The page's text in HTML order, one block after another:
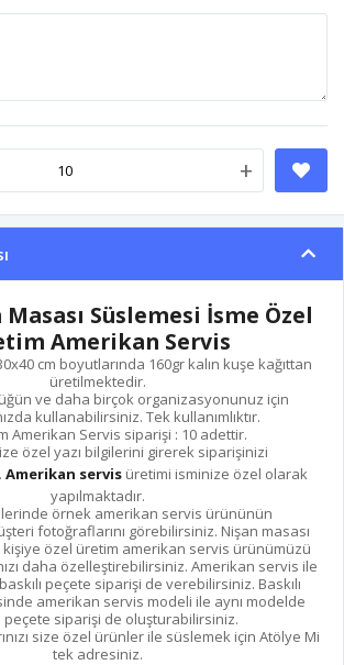
+
Masası Süslemesi İsme Özel
Amerikan Servis
cm boyutlarında 160gr kalın kuşe kağıttan
üretilmektedir.
ve daha birçok organizasyonunuz için
kullanabilirsiniz. Tek kullanımlıktır.
Amerikan Servis siparişi : 10 adettir.
özel yazı bilgilerini girerek siparişinizi
Amerikan servisüretimi isminize özel olarak
yapılmaktadır.
örnek amerikan servis ürününün
fotoğraflarını görebilirsiniz. Nişan masası
özel üretim amerikan servis ürünümüzü
daha özelleştirebilirsiniz. Amerikan servis ile
peçete siparişi de verebilirsiniz. Baskılı
amerikan servis modeli ile aynı modelde
peçete siparişi de oluşturabilirsiniz.
size özel ürünler ile süslemek için Atölye Mi
tek adresiniz.